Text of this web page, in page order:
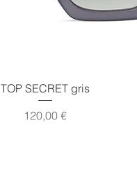
Vista rápida
TOP SECRET gris
Precio
120,00 €